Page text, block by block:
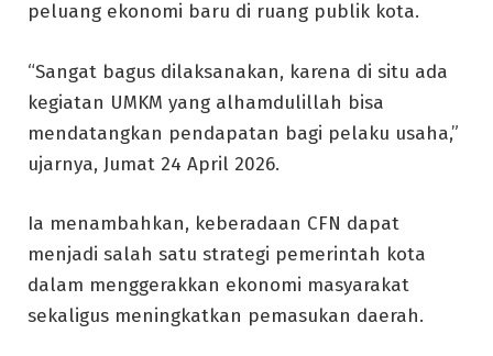
peluang ekonomi baru di ruang publik kota.
“Sangat bagus dilaksanakan, karena di situ ada
kegiatan UMKM yang alhamdulillah bisa
mendatangkan pendapatan bagi pelaku usaha,”
ujarnya, Jumat 24 April 2026.
Ia menambahkan, keberadaan CFN dapat
menjadi salah satu strategi pemerintah kota
dalam menggerakkan ekonomi masyarakat
sekaligus meningkatkan pemasukan daerah.